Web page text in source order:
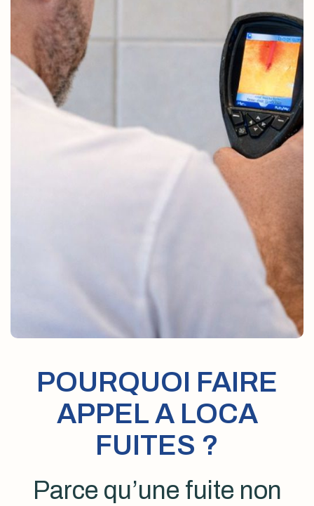
POURQUOI FAIRE
APPEL A LOCA
FUITES ?
Parce qu’une fuite non